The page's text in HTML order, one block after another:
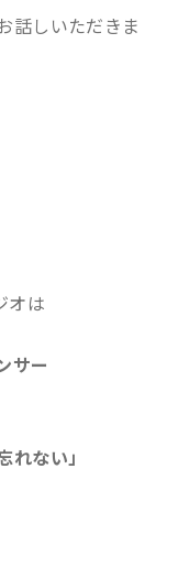
話しいただきま
オは
サー
れない」